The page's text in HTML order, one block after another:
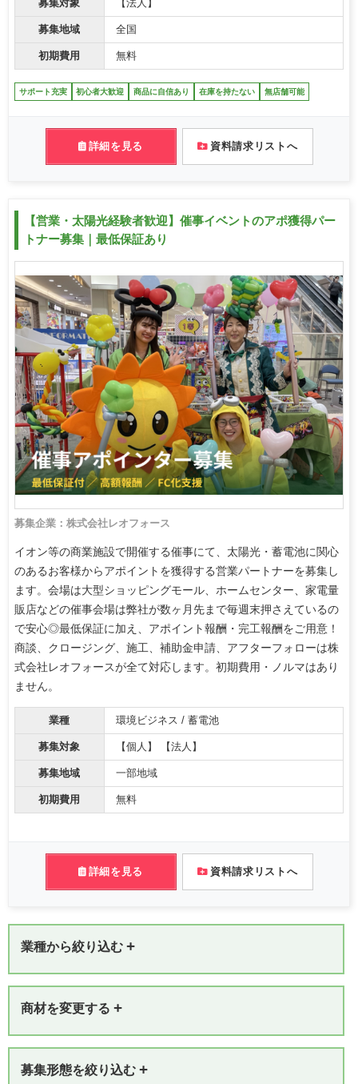
募集対象 【法人】
募集地域 全国
初期費用 無料
サポート充実 初心者大歓迎 商品に自信あり 在庫を持たない 無店舗可能
詳細を見る 資料請求リストへ
【営業・太陽光経験者歓迎】催事イベントのアポ獲得パー
トナー募集｜最低保証あり
募集企業：株式会社レオフォース
イオン等の商業施設で開催する催事にて、太陽光・蓄電池に関心
のあるお客様からアポイントを獲得する営業パートナーを募集し
ます。会場は大型ショッピングモール、ホームセンター、家電量
販店などの催事会場は弊社が数ヶ月先まで毎週末押さえているの
で安心◎最低保証に加え、アポイント報酬・完工報酬をご用意！
商談、クロージング、施工、補助金申請、アフターフォローは株
式会社レオフォースが全て対応します。初期費用・ノルマはあり
ません。
業種 環境ビジネス / 蓄電池
募集対象 【個人】 【法人】
募集地域 一部地域
初期費用 無料
詳細を見る 資料請求リストへ
業種から絞り込む +
商材を変更する +
募集形態を絞り込む +